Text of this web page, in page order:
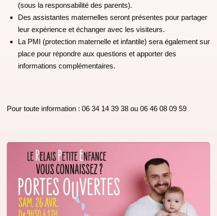
(sous la responsabilité des parents).
Des assistantes maternelles seront présentes pour partager
leur expérience et échanger avec les visiteurs.
La PMI (protection maternelle et infantile) sera également sur
place pour répondre aux questions et apporter des
informations complémentaires.
Pour toute information : 06 34 14 39 38 ou 06 46 08 09 59